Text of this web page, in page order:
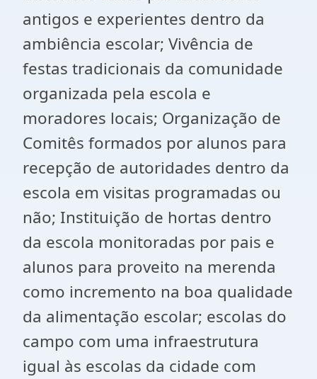
antigos e experientes dentro da
ambiência escolar; Vivência de
festas tradicionais da comunidade
organizada pela escola e
moradores locais; Organização de
Comitês formados por alunos para
recepção de autoridades dentro da
escola em visitas programadas ou
não; Instituição de hortas dentro
da escola monitoradas por pais e
alunos para proveito na merenda
como incremento na boa qualidade
da alimentação escolar; escolas do
campo com uma infraestrutura
igual às escolas da cidade com